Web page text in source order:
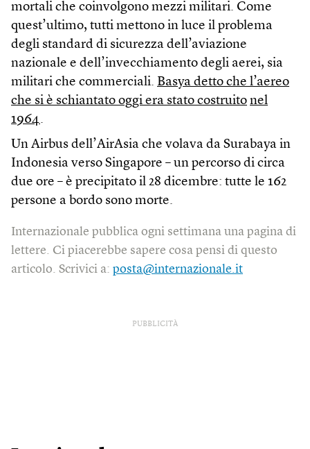
mortali che coinvolgono mezzi militari. Come
quest’ultimo, tutti mettono in luce il problema
degli standard di sicurezza dell’aviazione
nazionale e dell’invecchiamento degli aerei, sia
militari che commerciali. Basya detto che l’aereo
che si è schiantato oggi era stato costruito nel
1964.
Un Airbus dell’AirAsia che volava da Surabaya in
Indonesia verso Singapore – un percorso di circa
due ore – è precipitato il 28 dicembre: tutte le 162
persone a bordo sono morte.
Internazionale pubblica ogni settimana una pagina di
lettere. Ci piacerebbe sapere cosa pensi di questo
articolo. Scrivici a: posta@internazionale.it
PUBBLICITÀ